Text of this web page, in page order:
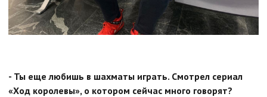
- Ты еще любишь в шахматы играть. Смотрел сериал
«Ход королевы», о котором сейчас много говорят?